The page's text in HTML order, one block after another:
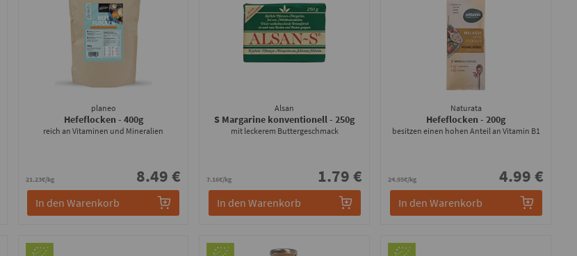
planeo
Hefeflocken - 400g
reich an Vitaminen und Mineralien
21.23€/kg 8.49 €
In den Warenkorb
Alsan
S Margarine konventionell- 250g
mit leckerem Buttergeschmack
7.16€/kg 1.79 €
In den Warenkorb
Naturata
Hefeflocken- 200g
besitzen einen hohen Anteil an Vitamin B1
24.95€/kg 4.99 €
In den Warenkorb